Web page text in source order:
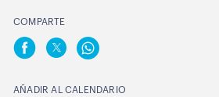
COMPARTE
AÑADIR AL CALENDARIO